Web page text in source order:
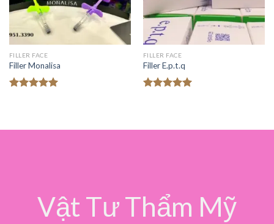
FILLER FACE
Filler Monalisa
FILLER FACE
Filler E.p.t.q
Vật Tư Thẩm Mỹ